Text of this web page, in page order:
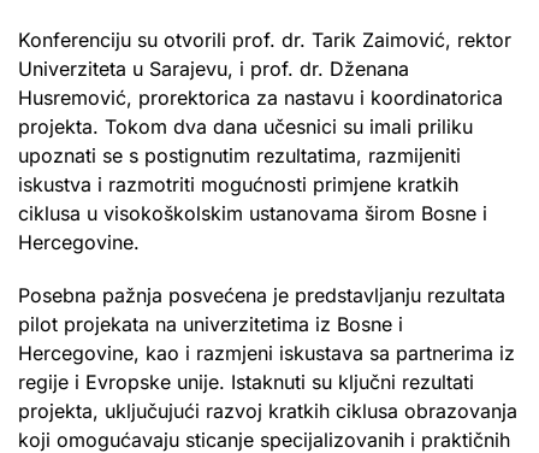
Konferenciju su otvorili prof. dr. Tarik Zaimović, rektor
Univerziteta u Sarajevu, i prof. dr. Dženana
Husremović, prorektorica za nastavu i koordinatorica
projekta. Tokom dva dana učesnici su imali priliku
upoznati se s postignutim rezultatima, razmijeniti
iskustva i razmotriti mogućnosti primjene kratkih
ciklusa u visokoškolskim ustanovama širom Bosne i
Hercegovine.
Posebna pažnja posvećena je predstavljanju rezultata
pilot projekata na univerzitetima iz Bosne i
Hercegovine, kao i razmjeni iskustava sa partnerima iz
regije i Evropske unije. Istaknuti su ključni rezultati
projekta, uključujući razvoj kratkih ciklusa obrazovanja
koji omogućavaju sticanje specijalizovanih i praktičnih